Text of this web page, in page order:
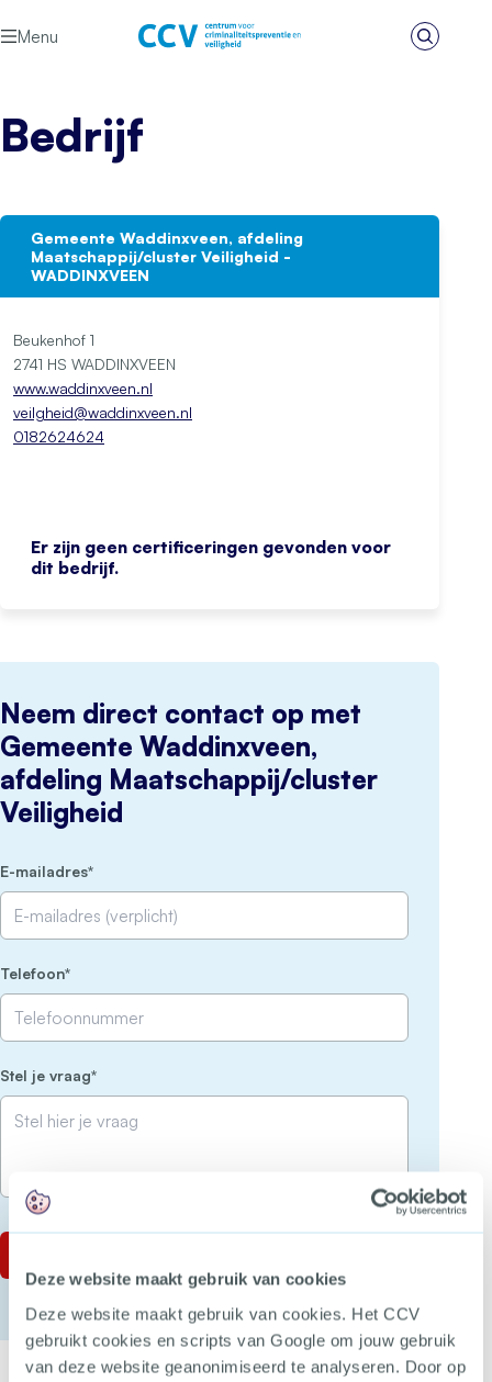
Deze website maakt gebruik van cookies
Deze website maakt gebruik van cookies. Het CCV
gebruikt cookies en scripts van Google om jouw gebruik
van deze website geanonimiseerd te analyseren. Door op
Menu
Zoeken
Bedrijf
Neem direct contact op met
Gemeente Waddinxveen,
afdeling Maatschappij/cluster
Veiligheid
E-mailadres
Telefoon
Stel je vraag
Gemeente Waddinxveen, afdeling
Maatschappij/cluster Veiligheid -
WADDINXVEEN
Beukenhof 1
2741 HS WADDINXVEEN
www.waddinxveen.nl
veilgheid@waddinxveen.nl
0182624624
Er zijn geen certificeringen gevonden voor
dit bedrijf.